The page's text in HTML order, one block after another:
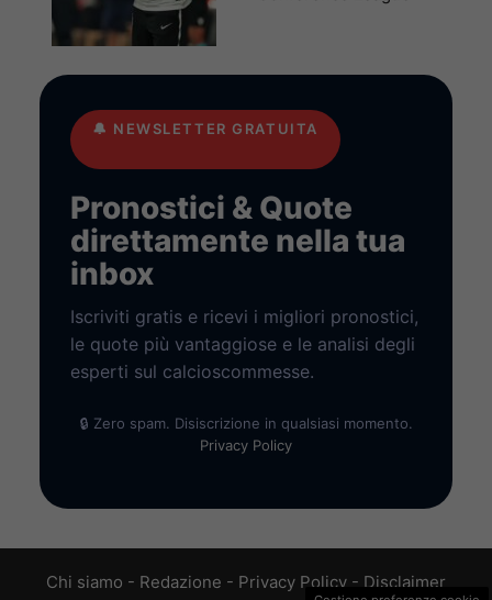
🔔 NEWSLETTER GRATUITA
Pronostici & Quote
direttamente nella tua
inbox
Iscriviti gratis e ricevi i migliori pronostici,
le quote più vantaggiose e le analisi degli
esperti sul calcioscommesse.
🔒 Zero spam. Disiscrizione in qualsiasi momento.
Privacy Policy
Chi siamo - Redazione - Privacy Policy - Disclaimer